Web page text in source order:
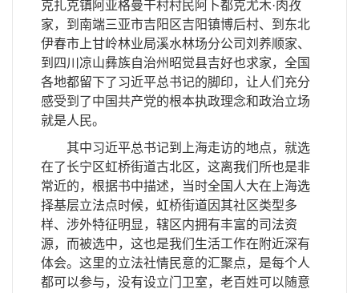
克扎克镇阿亚格曼干村村民阿卜都克尤木·肉孜
家，到南端三亚市吉阳区吉阳镇博后村、到东北
伊春市上甘岭林业局溪水林场分公司刘养顺家、
到四川凉山彝族自治州昭觉县吉好也求家，全国
各地都留下了习近平总书记的脚印，让人们充分
感受到了中国共产党的根本执政理念和政治立场
就是人民。
其中习近平总书记到上海走访的地点，就选
在了长宁区虹桥街道古北区，这离我们所也是非
常近的，根据书中描述，当时全国人大在上海选
择基层立法点时候，虹桥街道因其社区类型多
样、涉外特征明显，辖区内拥有丰富的司法资
源，而被选中，这也是我们生活工作在附近深有
体会。这里的立法社情民意的汇聚点，是每个人
都可以参与，没有设立门卫室，老百姓可以随意